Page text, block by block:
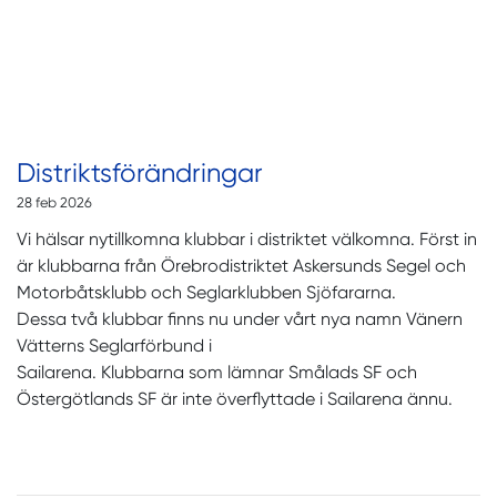
Distriktsförändringar
28 feb 2026
Vi hälsar nytillkomna klubbar i distriktet välkomna. Först in
är klubbarna från Örebrodistriktet Askersunds Segel och
Motorbåtsklubb och Seglarklubben Sjöfararna.
Dessa två klubbar finns nu under vårt nya namn Vänern
Vätterns Seglarförbund i
Sailarena. Klubbarna som lämnar Smålads SF och
Östergötlands SF är inte överflyttade i Sailarena ännu.